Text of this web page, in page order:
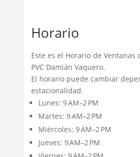
Horario
Este es el Horario de Ventanas
PVC Damián Vaquero.
El horario puede cambiar
estacionalidad.
Lunes: 9 AM–2 PM
Martes: 9 AM–2 PM
Miércoles: 9 AM–2 PM
Jueves: 9 AM–2 PM